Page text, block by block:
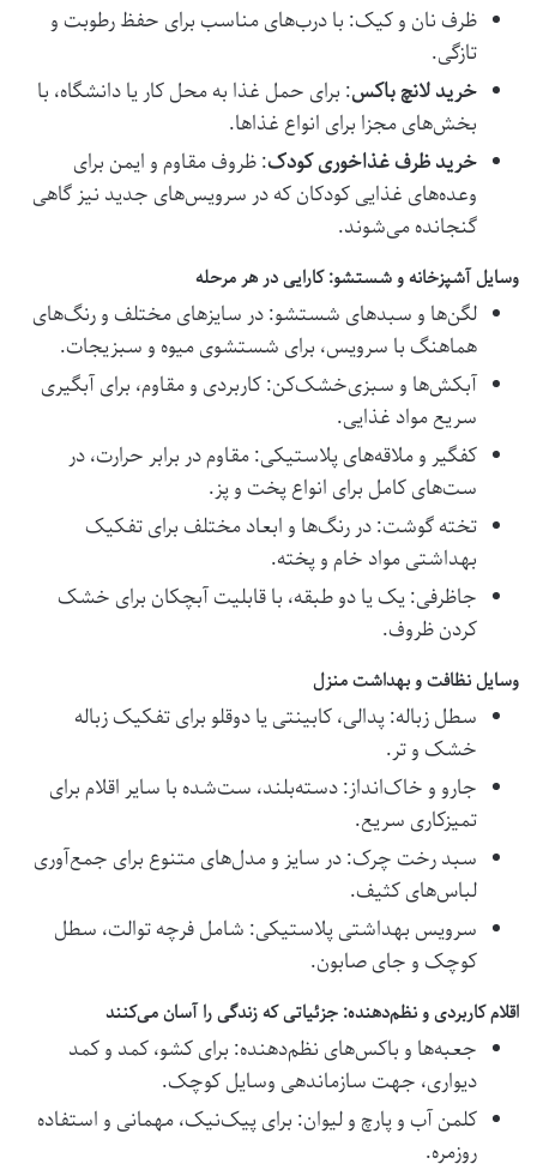
ظرف نان و کیک: با درب‌های مناسب برای حفظ رطوبت و
تازگی.
خرید لانچ باکس: برای حمل غذا به محل کار یا دانشگاه، با
بخش‌های مجزا برای انواع غذاها.
خرید ظرف غذاخوری کودک: ظروف مقاوم و ایمن برای
وعده‌های غذایی کودکان که در سرویس‌های جدید نیز گاهی
گنجانده می‌شوند.
وسایل آشپزخانه و شستشو: کارایی در هر مرحله
لگن‌ها و سبدهای شستشو: در سایزهای مختلف و رنگ‌های
هماهنگ با سرویس، برای شستشوی میوه و سبزیجات.
آبکش‌ها و سبزی‌خشک‌کن: کاربردی و مقاوم، برای آبگیری
سریع مواد غذایی.
کفگیر و ملاقه‌های پلاستیکی: مقاوم در برابر حرارت، در
ست‌های کامل برای انواع پخت و پز.
تخته گوشت: در رنگ‌ها و ابعاد مختلف برای تفکیک
بهداشتی مواد خام و پخته.
جاظرفی: یک یا دو طبقه، با قابلیت آبچکان برای خشک
کردن ظروف.
وسایل نظافت و بهداشت منزل
سطل زباله: پدالی، کابینتی یا دوقلو برای تفکیک زباله
خشک و تر.
جارو و خاک‌انداز: دسته‌بلند، ست‌شده با سایر اقلام برای
تمیزکاری سریع.
سبد رخت چرک: در سایز و مدل‌های متنوع برای جمع‌آوری
لباس‌های کثیف.
سرویس بهداشتی پلاستیکی: شامل فرچه توالت، سطل
کوچک و جای صابون.
اقلام کاربردی و نظم‌دهنده: جزئیاتی که زندگی را آسان می‌کنند
جعبه‌ها و باکس‌های نظم‌دهنده: برای کشو، کمد و کمد
دیواری، جهت سازماندهی وسایل کوچک.
کلمن آب و پارچ و لیوان: برای پیک‌نیک، مهمانی و استفاده
روزمره.